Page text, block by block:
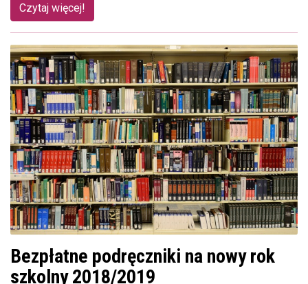
Czytaj więcej!
Bezpłatne podręczniki na nowy rok
szkolny 2018/2019